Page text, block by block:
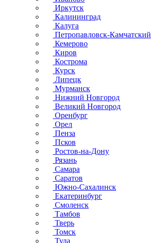
Иркутск
Калининград
Калуга
Петропавловск-Камчатский
Кемерово
Киров
Кострома
Курск
Липецк
Мурманск
Нижний Новгород
Великий Новгород
Оренбург
Орел
Пенза
Псков
Ростов-на-Дону
Рязань
Самара
Саратов
Южно-Сахалинск
Екатеринбург
Смоленск
Тамбов
Тверь
Томск
Тула